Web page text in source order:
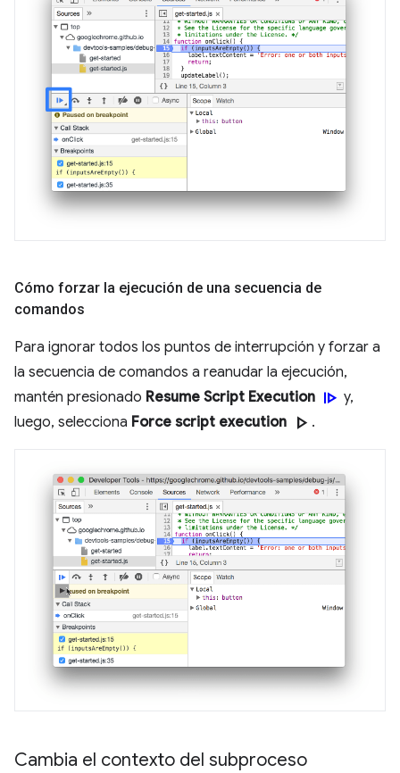
Cómo forzar la ejecución de una secuencia de
comandos
Para ignorar todos los puntos de interrupción y forzar a
la secuencia de comandos a reanudar la ejecución,
mantén presionado Resume Script Execution resume y,
luego, selecciona Force script execution play_arrow .
Cambia el contexto del subproceso